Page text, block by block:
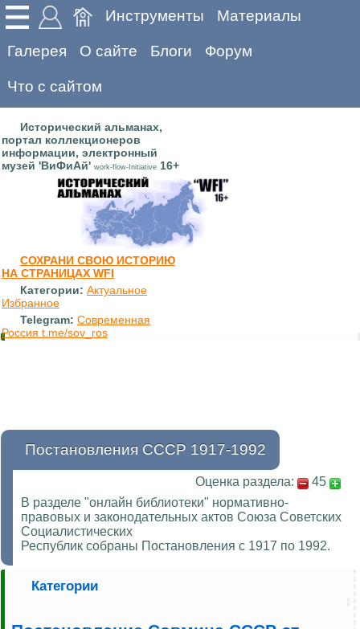
Инструменты Материалы
Галерея О сайте Блоги Форум
Что с сайтом
Исторический альманах,
портал коллекционеров
информации, электронный
музей 'ВиФиАй' work-flow-Initiative 16+
СОХРАНИ СВОЮ ИСТОРИЮ
НА СТРАНИЦАХ WFI
Категории: Актуальное
Избранное
Telegram: Современная
Россия t.me/sov_ros
Постановления СССР 1917-1992
Оценка раздела:
45
В разделе "онлайн библиотеки" нормативно-
правовых и законодательных актов Союза Советских
Социалистических
Республик собраны Постановления с 1917 по 1992.
Категории